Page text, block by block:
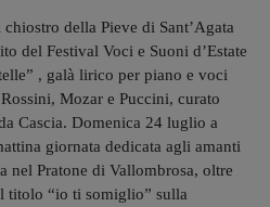
chiostro della Pieve di Sant’Agata
del Festival Voci e Suoni d’Estate
, galà lirico per piano e voci
Mozar e Puccini, curato
Cascia. Domenica 24 luglio a
giornata dedicata agli amanti
nel Pratone di Vallombrosa, oltre
titolo “io ti somiglio” sulla